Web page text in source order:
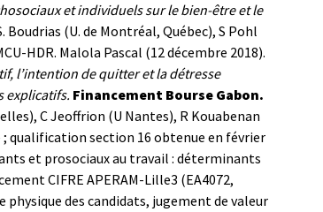
et individuels sur le bien-être et le
Boudrias (U. de Montréal, Québec), S Pohl
HDR. Malola Pascal (12 décembre 2018).
l’intention de quitter et la détresse
explicatifs. Financement Bourse Gabon.
C Jeoffrion (U Nantes), R Kouabenan
; qualification section 16 obtenue en février
et prosociaux au travail : déterminants
CIFRE APERAM-Lille3 (EA4072,
physique des candidats, jugement de valeur